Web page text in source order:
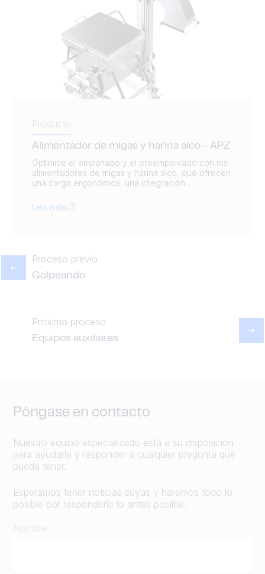
Producto
Alimentador de migas y harina alco - APZ
Optimice el empanado y el preempolvado con los
alimentadores de migas y harina alco, que ofrecen
una carga ergonómica, una integración...
Lea más
Proceso previo
Golpeando
Próximo proceso
Equipos auxiliares
Póngase en contacto
Nuestro equipo especializado está a su disposición
para ayudarle y responder a cualquier pregunta que
pueda tener.
Esperamos tener noticias suyas y haremos todo lo
posible por responderle lo antes posible.
Nombre